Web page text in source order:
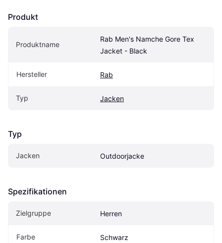
Produkt
Produktname
Rab Men's Namche Gore Tex
Jacket - Black
Hersteller Rab
Typ Jacken
Typ
Jacken Outdoorjacke
Spezifikationen
Zielgruppe Herren
Farbe Schwarz